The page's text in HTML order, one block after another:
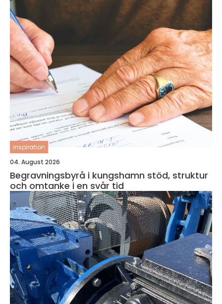
inspiration
04. August 2026
Begravningsbyrå i kungshamn stöd, struktur
och omtanke i en svår tid